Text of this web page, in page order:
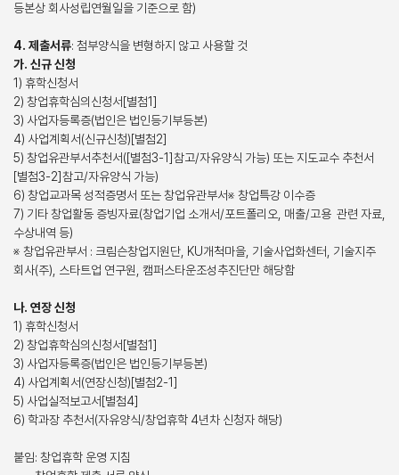
등본상 회사성립연월일을 기준으로 함)
4. 제출서류: 첨부양식을 변형하지 않고 사용할 것
가. 신규 신청
1) 휴학신청서
2) 창업휴학심의신청서[별첨1]
3) 사업자등록증(법인은 법인등기부등본)
4) 사업계획서(신규신청)[별첨2]
5) 창업유관부서추천서([별첨3-1]참고/자유양식 가능) 또는 지도교수 추천서
[별첨3-2]참고/자유양식 가능)
6) 창업교과목 성적증명서 또는 창업유관부서※ 창업특강 이수증
7) 기타 창업활동 증빙자료(창업기업 소개서/포트폴리오, 매출/고용 관련 자료,
수상내역 등)
※ 창업유관부서 : 크림슨창업지원단, KU개척마을, 기술사업화센터, 기술지주
회사(주), 스타트업 연구원, 캠퍼스타운조성추진단만 해당함
나. 연장 신청
1) 휴학신청서
2) 창업휴학심의신청서[별첨1]
3) 사업자등록증(법인은 법인등기부등본)
4) 사업계획서(연장신청)[별첨2-1]
5) 사업실적보고서[별첨4]
6) 학과장 추천서(자유양식/창업휴학 4년차 신청자 해당)
붙임: 창업휴학 운영 지침